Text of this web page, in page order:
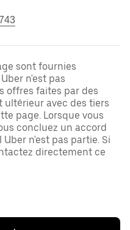
sont fournies
n'est pas
offres faites par des
avec des tiers
page. Lorsque vous
concluez un accord
n'est pas partie. Si
directement ce